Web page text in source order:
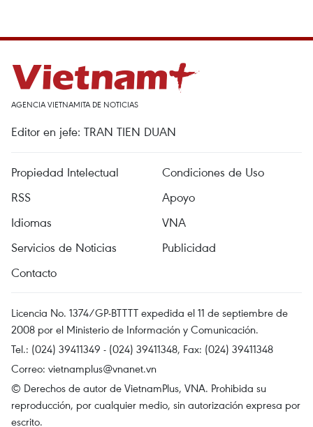
AGENCIA VIETNAMITA DE NOTICIAS
Editor en jefe: TRAN TIEN DUAN
Propiedad Intelectual
Condiciones de Uso
RSS
Apoyo
Idiomas
VNA
Servicios de Noticias
Publicidad
Contacto
Licencia No. 1374/GP-BTTTT expedida el 11 de septiembre de
2008 por el Ministerio de Información y Comunicación.
Tel.: (024) 39411349 - (024) 39411348, Fax: (024) 39411348
Correo: vietnamplus@vnanet.vn
© Derechos de autor de VietnamPlus, VNA. Prohibida su
reproducción, por cualquier medio, sin autorización expresa por
escrito.